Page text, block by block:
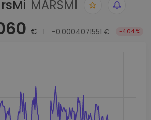
MARSMI
€ -0.0004071551 € -4.04 %